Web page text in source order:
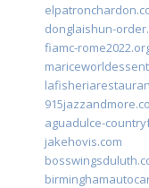
donglaishun-
fiamc-
aguadulce-
jakehovis.com